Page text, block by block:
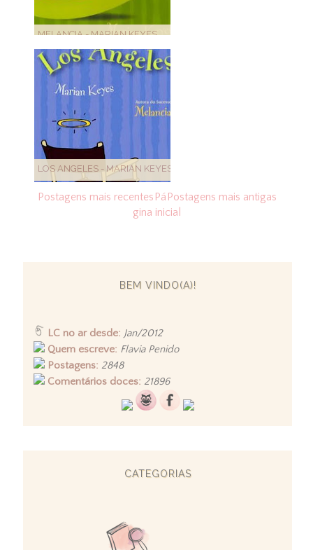
MELANCIA - MARIAN KEYES
LOS ANGELES - MARIAN KEYES
Postagens mais recentes Postagens mais antigas
Pá
gina inicial
BEM VINDO(A)!
LC no ar desde: Jan/2012
Quem escreve: Flavia Penido
Postagens: 2848
Comentários doces: 21896
CATEGORIAS